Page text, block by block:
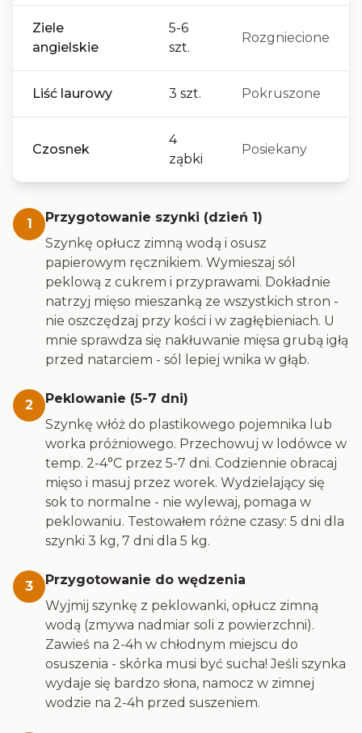
Ziele
angielskie
5-6
szt.
Rozgniecione
Liść laurowy 3 szt. Pokruszone
Czosnek
4
ząbki
Posiekany
1
Przygotowanie szynki (dzień 1)
Szynkę opłucz zimną wodą i osusz
papierowym ręcznikiem. Wymieszaj sól
peklową z cukrem i przyprawami. Dokładnie
natrzyj mięso mieszanką ze wszystkich stron -
nie oszczędzaj przy kości i w zagłębieniach. U
mnie sprawdza się nakłuwanie mięsa grubą igłą
przed natarciem - sól lepiej wnika w głąb.
2
Peklowanie (5-7 dni)
Szynkę włóż do plastikowego pojemnika lub
worka próżniowego. Przechowuj w lodówce w
temp. 2-4°C przez 5-7 dni. Codziennie obracaj
mięso i masuj przez worek. Wydzielający się
sok to normalne - nie wylewaj, pomaga w
peklowaniu. Testowałem różne czasy: 5 dni dla
szynki 3 kg, 7 dni dla 5 kg.
3
Przygotowanie do wędzenia
Wyjmij szynkę z peklowanki, opłucz zimną
wodą (zmywa nadmiar soli z powierzchni).
Zawieś na 2-4h w chłodnym miejscu do
osuszenia - skórka musi być sucha! Jeśli szynka
wydaje się bardzo słona, namocz w zimnej
wodzie na 2-4h przed suszeniem.